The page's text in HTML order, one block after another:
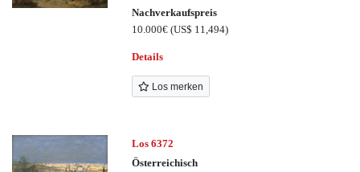
Nachverkaufspreis
10.000€(US$ 11,494)
Details
Los merken
Los 6372
Österreichisch